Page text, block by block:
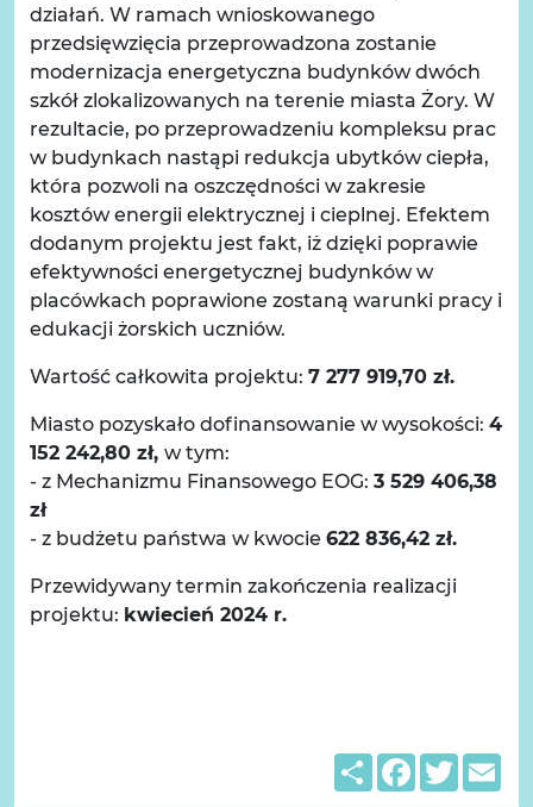
działań. W ramach wnioskowanego
przedsięwzięcia przeprowadzona zostanie
modernizacja energetyczna budynków dwóch
szkół zlokalizowanych na terenie miasta Żory. W
rezultacie, po przeprowadzeniu kompleksu prac
w budynkach nastąpi redukcja ubytków ciepła,
która pozwoli na oszczędności w zakresie
kosztów energii elektrycznej i cieplnej. Efektem
dodanym projektu jest fakt, iż dzięki poprawie
efektywności energetycznej budynków w
placówkach poprawione zostaną warunki pracy i
edukacji żorskich uczniów.
Wartość całkowita projektu: 7 277 919,70 zł.
Miasto pozyskało dofinansowanie w wysokości: 4
152 242,80 zł, w tym:
- z Mechanizmu Finansowego EOG: 3 529 406,38
zł
- z budżetu państwa w kwocie 622 836,42 zł.
Przewidywany termin zakończenia realizacji
projektu: kwiecień 2024 r.
ShareFacebook
Twitter